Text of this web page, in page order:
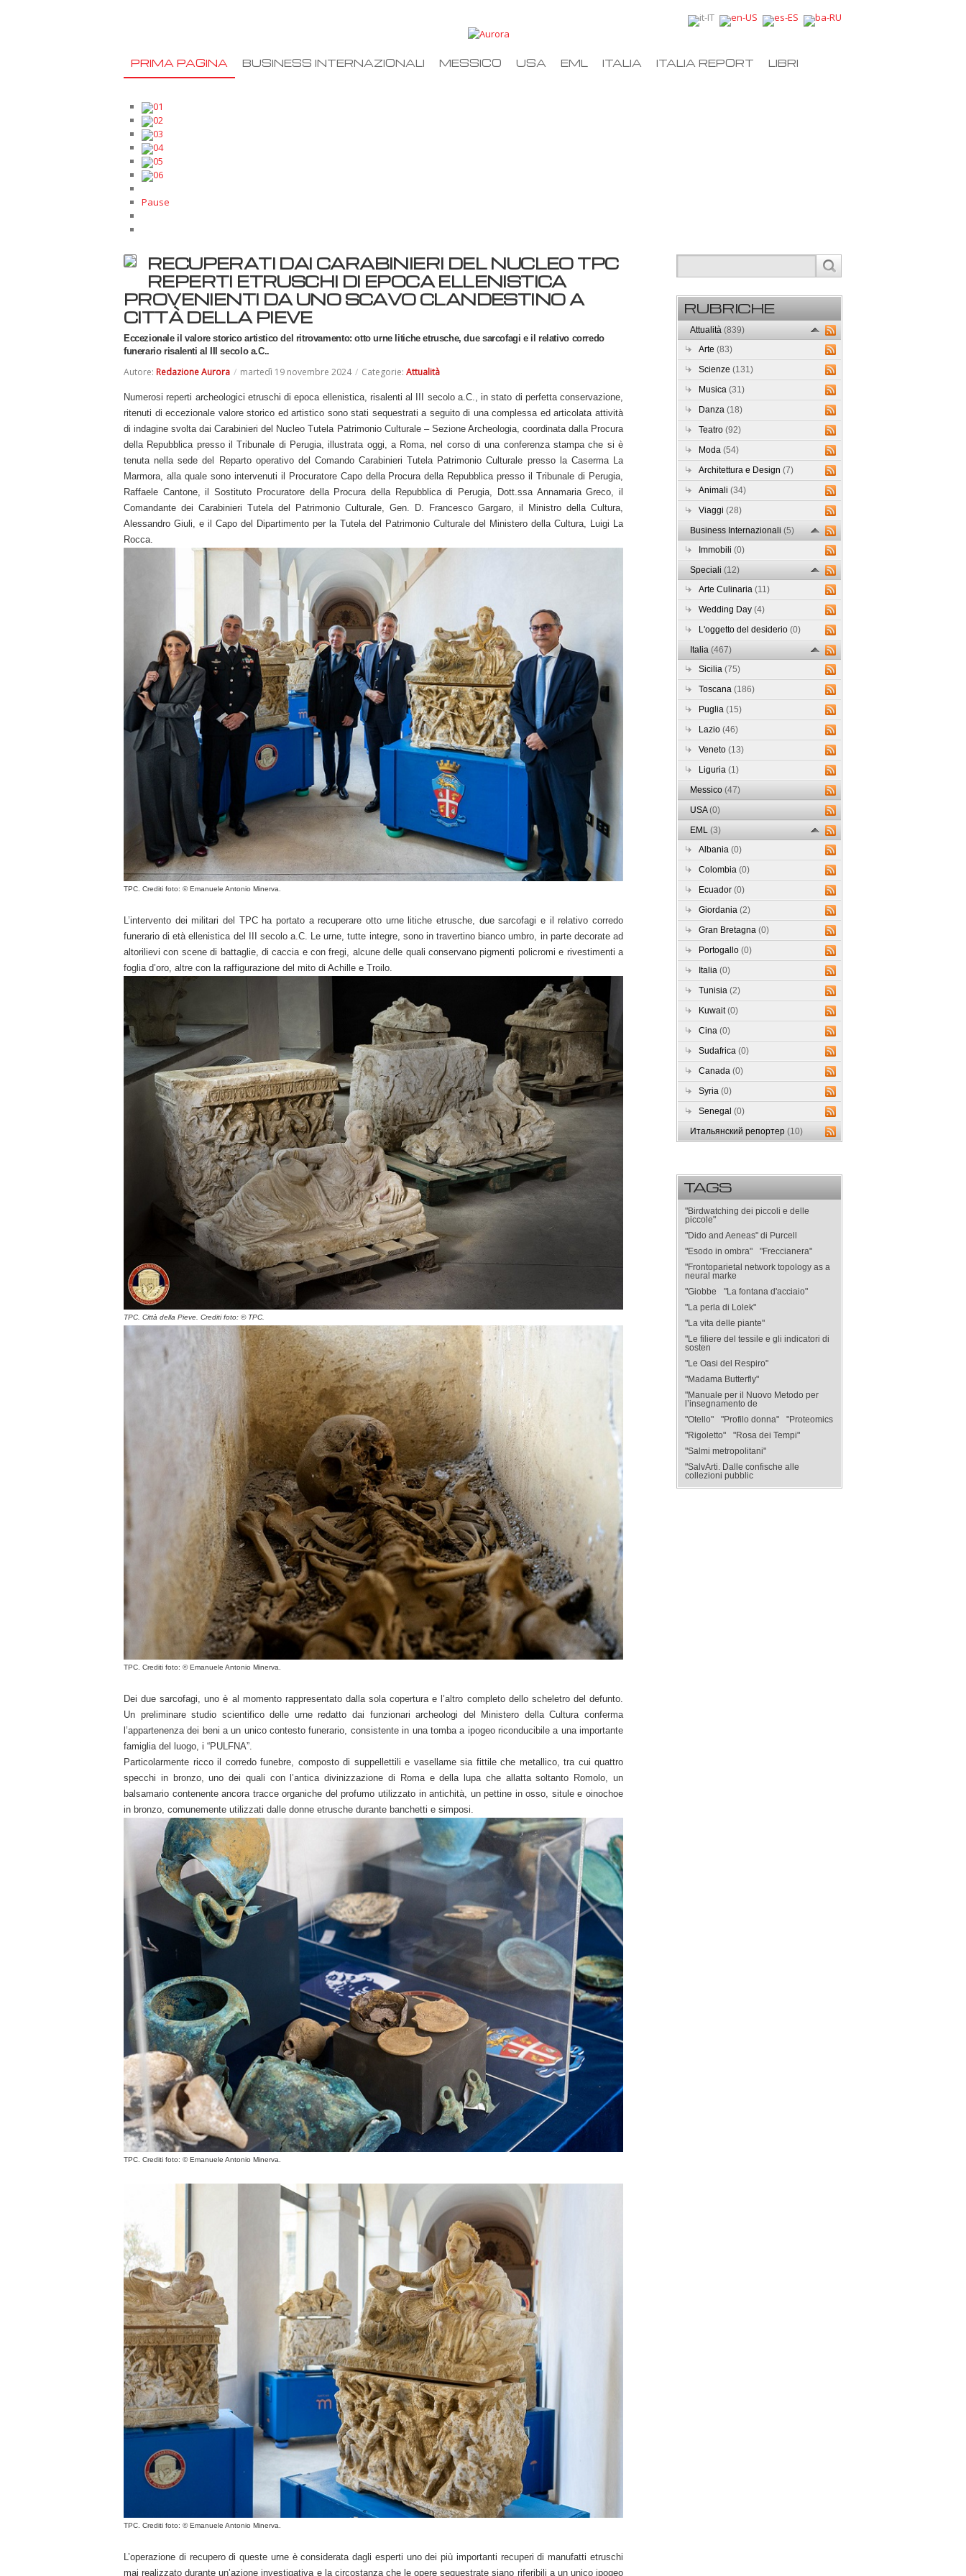
PRIMA PAGINA BUSINESS INTERNAZIONALI MESSICO USA EML ITALIA ITALIA REPORT LIBRI
01
02
03
04
05
06
Pause
RECUPERATI DAI CARABINIERI DEL NUCLEO TPC
REPERTI ETRUSCHI DI EPOCA ELLENISTICA
PROVENIENTI DA UNO SCAVO CLANDESTINO A
CITTÀ DELLA PIEVE
Eccezionale il valore storico artistico del ritrovamento: otto urne litiche etrusche, due sarcofagi e il relativo corredo
funerario risalenti al III secolo a.C..
Autore: Redazione Aurora / martedì 19 novembre 2024 / Categorie: Attualità
Numerosi reperti archeologici etruschi di epoca ellenistica, risalenti al III secolo a.C., in stato di perfetta conservazione,
ritenuti di eccezionale valore storico ed artistico sono stati sequestrati a seguito di una complessa ed articolata attività
di indagine svolta dai Carabinieri del Nucleo Tutela Patrimonio Culturale – Sezione Archeologia, coordinata dalla Procura
della Repubblica presso il Tribunale di Perugia, illustrata oggi, a Roma, nel corso di una conferenza stampa che si è
tenuta nella sede del Reparto operativo del Comando Carabinieri Tutela Patrimonio Culturale presso la Caserma La
Marmora, alla quale sono intervenuti il Procuratore Capo della Procura della Repubblica presso il Tribunale di Perugia,
Raffaele Cantone, il Sostituto Procuratore della Procura della Repubblica di Perugia, Dott.ssa Annamaria Greco, il
Comandante dei Carabinieri Tutela del Patrimonio Culturale, Gen. D. Francesco Gargaro, il Ministro della Cultura,
Alessandro Giuli, e il Capo del Dipartimento per la Tutela del Patrimonio Culturale del Ministero della Cultura, Luigi La
Rocca.
TPC. Crediti foto: © Emanuele Antonio Minerva.
L’intervento dei militari del TPC ha portato a recuperare otto urne litiche etrusche, due sarcofagi e il relativo corredo
funerario di età ellenistica del III secolo a.C. Le urne, tutte integre, sono in travertino bianco umbro, in parte decorate ad
altorilievi con scene di battaglie, di caccia e con fregi, alcune delle quali conservano pigmenti policromi e rivestimenti a
foglia d’oro, altre con la raffigurazione del mito di Achille e Troilo.
TPC. Città della Pieve. Crediti foto: © TPC.
TPC. Crediti foto: © Emanuele Antonio Minerva.
Dei due sarcofagi, uno è al momento rappresentato dalla sola copertura e l’altro completo dello scheletro del defunto.
Un preliminare studio scientifico delle urne redatto dai funzionari archeologi del Ministero della Cultura conferma
l’appartenenza dei beni a un unico contesto funerario, consistente in una tomba a ipogeo riconducibile a una importante
famiglia del luogo, i “PULFNA”.
Particolarmente ricco il corredo funebre, composto di suppellettili e vasellame sia fittile che metallico, tra cui quattro
specchi in bronzo, uno dei quali con l’antica divinizzazione di Roma e della lupa che allatta soltanto Romolo, un
balsamario contenente ancora tracce organiche del profumo utilizzato in antichità, un pettine in osso, situle e oinochoe
in bronzo, comunemente utilizzati dalle donne etrusche durante banchetti e simposi.
TPC. Crediti foto: © Emanuele Antonio Minerva.
TPC. Crediti foto: © Emanuele Antonio Minerva.
L’operazione di recupero di queste urne è considerata dagli esperti uno dei più importanti recuperi di manufatti etruschi
mai realizzato durante un’azione investigativa e la circostanza che le opere sequestrate siano riferibili a un unico ipogeo
RUBRICHE
Attualità(839)
Arte(83)
Scienze(131)
Musica(31)
Danza(18)
Teatro(92)
Moda(54)
Architettura e Design(7)
Animali(34)
Viaggi(28)
Business Internazionali(5)
Immobili(0)
Speciali(12)
Arte Culinaria(11)
Wedding Day(4)
L'oggetto del desiderio(0)
Italia(467)
Sicilia(75)
Toscana(186)
Puglia(15)
Lazio(46)
Veneto(13)
Liguria(1)
Messico(47)
USA(0)
EML(3)
Albania(0)
Colombia(0)
Ecuador(0)
Giordania(2)
Gran Bretagna(0)
Portogallo(0)
Italia(0)
Tunisia(2)
Kuwait(0)
Cina(0)
Sudafrica(0)
Canada(0)
Syria(0)
Senegal(0)
Итальянский репортер(10)
TAGS
"Birdwatching dei piccoli e delle
piccole"
"Dido and Aeneas" di Purcell
"Esodo in ombra"
"Freccianera"
"Frontoparietal network topology as a
neural marke
"Giobbe
"La fontana d'acciaio"
"La perla di Lolek"
"La vita delle piante"
"Le filiere del tessile e gli indicatori di
sosten
"Le Oasi del Respiro"
"Madama Butterfly"
"Manuale per il Nuovo Metodo per
l’insegnamento de
"Otello"
"Profilo donna"
"Proteomics
"Rigoletto"
"Rosa dei Tempi"
"Salmi metropolitani"
"SalvArti. Dalle confische alle
collezioni pubblic